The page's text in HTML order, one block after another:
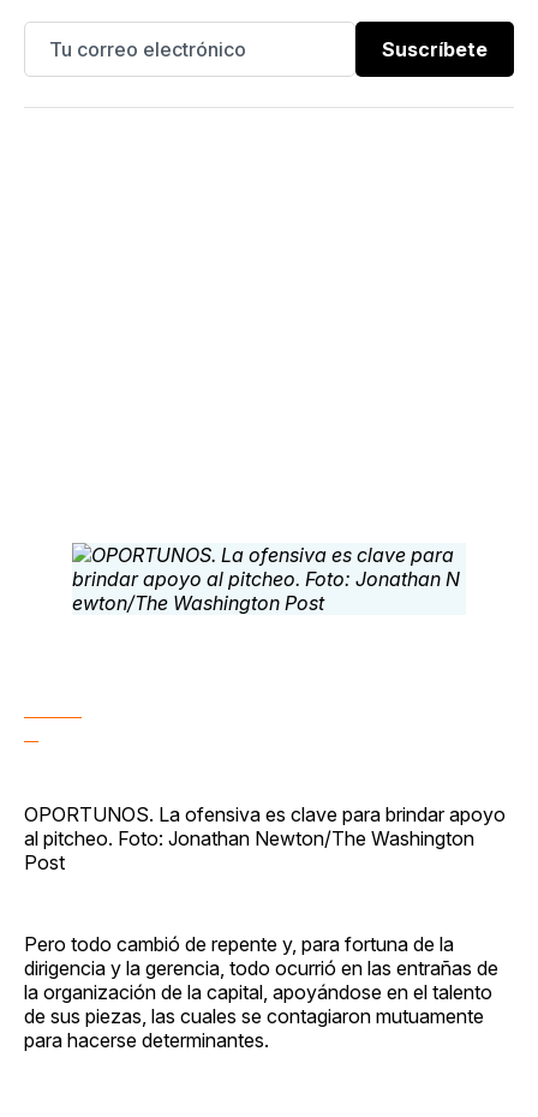
Suscríbete
OPORTUNOS. La ofensiva es clave para brindar apoyo
al pitcheo. Foto: Jonathan Newton/The Washington
Post
Pero todo cambió de repente y, para fortuna de la
dirigencia y la gerencia, todo ocurrió en las entrañas de
la organización de la capital, apoyándose en el talento
de sus piezas, las cuales se contagiaron mutuamente
para hacerse determinantes.